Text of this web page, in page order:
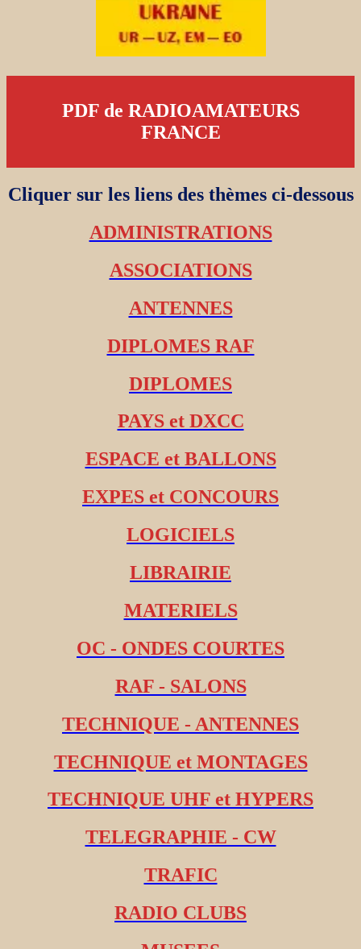
PDF de RADIOAMATEURS
FRANCE
Cliquer sur les liens des thèmes ci-dessous
ADMINISTRATIONS
ASSOCIATIONS
ANTENNES
DIPLOMES RAF
DIPLOMES
PAYS et DXCC
ESPACE et BALLONS
EXPES et CONCOURS
LOGICIELS
LIBRAIRIE
MATERIELS
OC - ONDES COURTES
RAF - SALONS
TECHNIQUE - ANTENNES
TECHNIQUE et MONTAGES
TECHNIQUE UHF et HYPERS
TELEGRAPHIE - CW
TRAFIC
RADIO CLUBS